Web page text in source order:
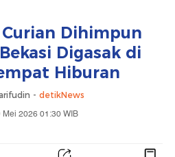
Curian Dihimpun
Digasak di
Hiburan
- detikNews
2026 01:30 WIB